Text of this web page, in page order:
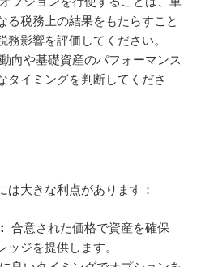
る税務上の結果をもたらすこと
務影響を評価してください。
向や基礎資産のパフォーマンス
タイミングを判断してくださ
は大きな利点があります：
合意された価格で資産を確保
ッジを提供します。